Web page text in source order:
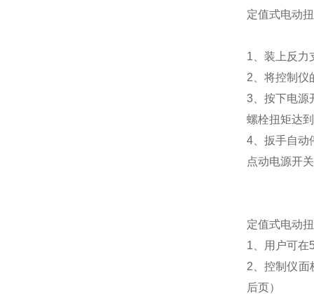
定值式电动
1、装上反力
2、将控制仪
3、按下电源
螺栓扭矩达
4、扳手自动
点动电源开
定值式电动
1、用户可在
2、控制仪面
后页）